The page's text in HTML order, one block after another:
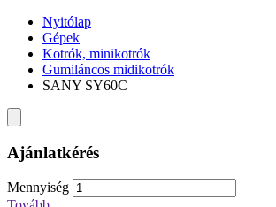
Nyitólap
Gépek
Kotrók, minikotrók
Gumiláncos midikotrók
SANY SY60C
Ajánlatkérés
Mennyiség